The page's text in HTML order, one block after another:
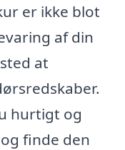
er ikke blot
af din
at
hurtigt og
finde den